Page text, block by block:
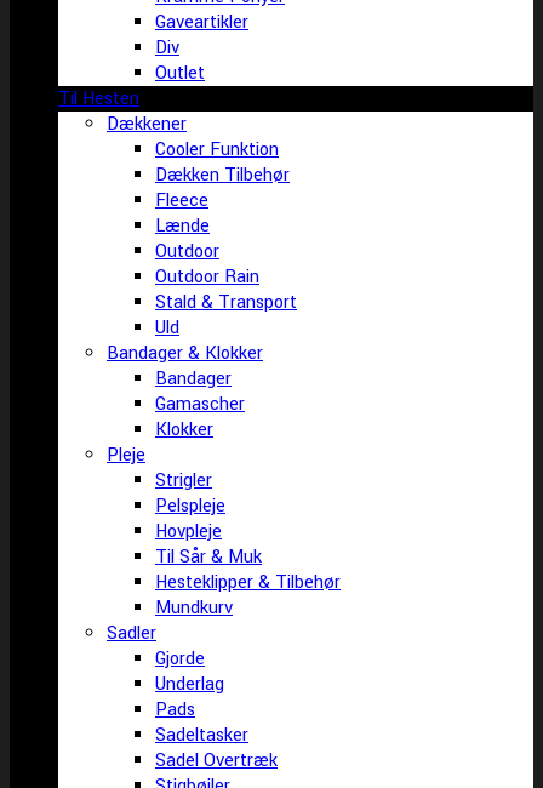
Gaveartikler
Div
Outlet
Til Hesten
Dækkener
Cooler Funktion
Dækken Tilbehør
Fleece
Lænde
Outdoor
Outdoor Rain
Stald & Transport
Uld
Bandager & Klokker
Bandager
Gamascher
Klokker
Pleje
Strigler
Pelspleje
Hovpleje
Til Sår & Muk
Hesteklipper & Tilbehør
Mundkurv
Sadler
Gjorde
Underlag
Pads
Sadeltasker
Sadel Overtræk